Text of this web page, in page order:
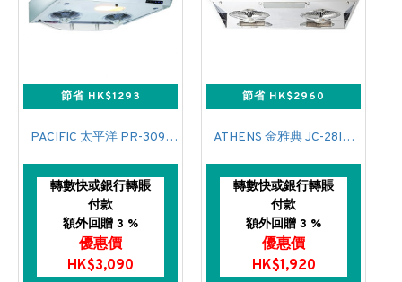
節省 HK$1293
PACIFIC 太平洋 PR-3099-S70 易拆式標準抽油煙機 自動清洗(電熱除油)
轉數快或銀行轉賬
付款
額外回贈 3 %
優惠價
HK$3,090
節省 HK$2960
ATHENS 金雅典 JC-28IEC 標準抽油煙機
轉數快或銀行轉賬
付款
額外回贈 3 %
優惠價
HK$1,920